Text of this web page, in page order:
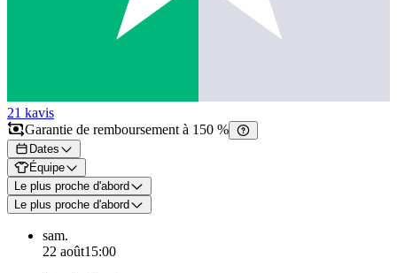
21 kavis
Garantie de remboursement à 150 %
Dates
Équipe
Le plus proche d'abord
Le plus proche d'abord
sam.
22 août15:00